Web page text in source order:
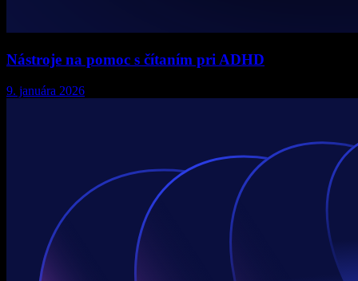
Nástroje na pomoc s čítaním pri ADHD
9. januára 2026